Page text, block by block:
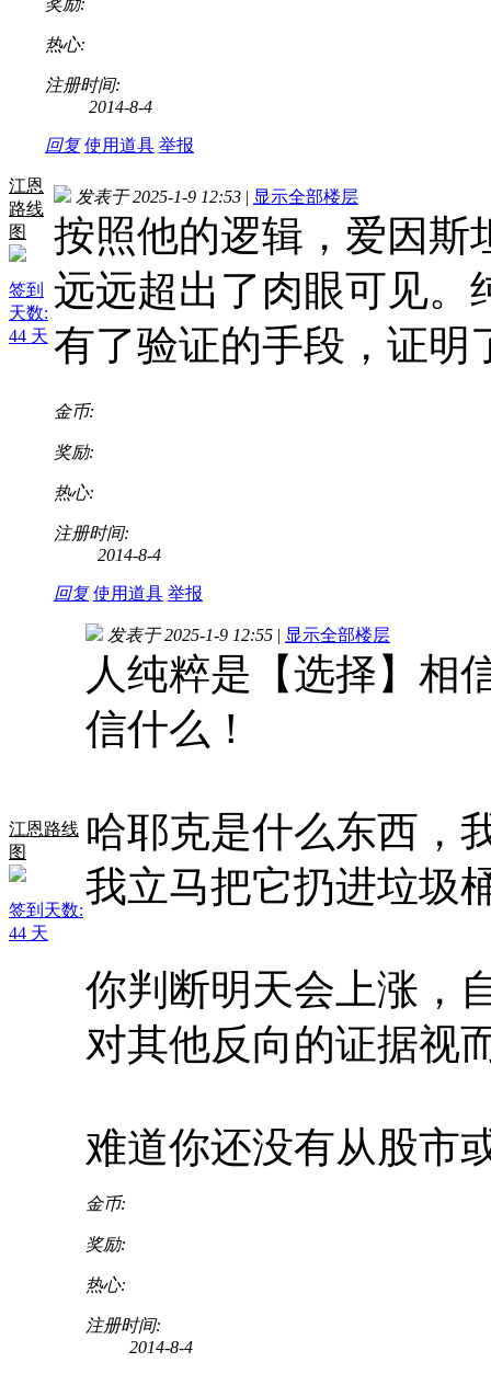
热心:
注册时间:
2014-8-4
回复 使用道具 举报
江恩
路线
图
签到
天数:
44 天
发表于 2025-1-9 12:53 | 显示全部楼层
按照他的逻辑，爱因斯
远远超出了肉眼可见。
有了验证的手段，证明
金币:
奖励:
热心:
注册时间:
2014-8-4
回复 使用道具 举报
江恩路线
图
签到天数:
44 天
发表于 2025-1-9 12:55 | 显示全部楼层
人纯粹是【选择】相
信什么！
哈耶克是什么东西，
我立马把它扔进垃圾
你判断明天会上涨，
对其他反向的证据视
难道你还没有从股市
金币:
奖励:
热心:
注册时间:
2014-8-4